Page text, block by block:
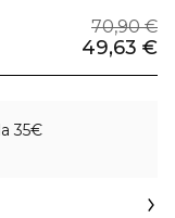
70,90 €
49,63 €
35€